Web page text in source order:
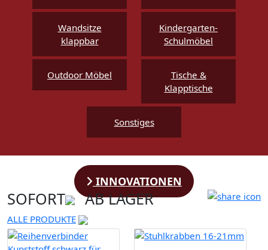
Wandsitze
klappbar
Kindergarten-
Schulmöbel
Outdoor Möbel
Tische &
Klapptische
Sonstiges
INNOVATIONEN
SOFORT AB LAGER
ALLE PRODUKTE